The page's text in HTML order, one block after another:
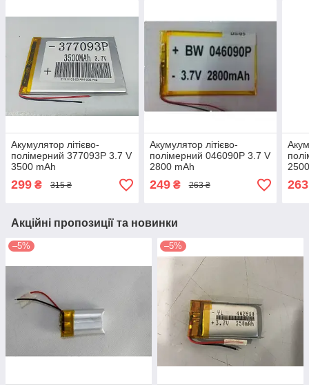
Акумулятор літієво-
полімерний 377093P 3.7 V
3500 mAh
299 ₴ 315 ₴
Акумулятор літієво-
полімерний 046090P 3.7 V
2800 mAh
249₴ 263 ₴ 263
Акційні пропозиції та новинки
–5% –5%